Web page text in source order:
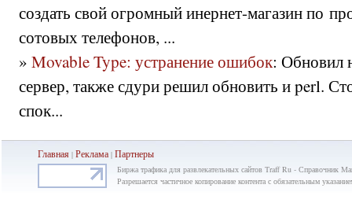
создать свой огромный инернет-магазин по
сотовых телефонов, ...
» Movable Type: устранение ошибок: Обновил
сервер, также сдури решил обновить и perl.
спок...
Главная |Реклама|Партнеры
Биржа трафика для развлекательных сайтов Traff Ru - Справочник
Разрешается частичное копирование контента с обязательным